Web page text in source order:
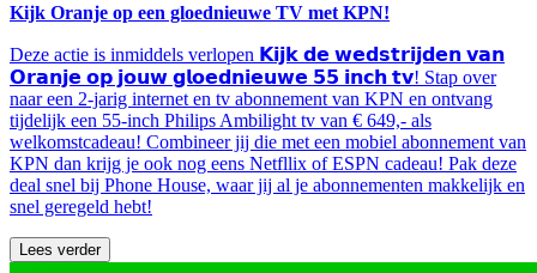
Kijk Oranje op een gloednieuwe TV met KPN!
Deze actie is inmiddels verlopen 𝗞𝗶𝗷𝗸 𝗱𝗲 𝘄𝗲𝗱𝘀𝘁𝗿𝗶𝗷𝗱𝗲𝗻 𝘃𝗮𝗻
𝗢𝗿𝗮𝗻𝗷𝗲 𝗼𝗽 𝗷𝗼𝘂𝘄 𝗴𝗹𝗼𝗲𝗱𝗻𝗶𝗲𝘂𝘄𝗲 𝟱𝟱 𝗶𝗻𝗰𝗵 𝘁𝘃! Stap over
naar een 2-jarig internet en tv abonnement van KPN en ontvang
tijdelijk een 55-inch Philips Ambilight tv van € 649,- als
welkomstcadeau! Combineer jij die met een mobiel abonnement van
KPN dan krijg je ook nog eens Netfllix of ESPN cadeau! Pak deze
deal snel bij Phone House, waar jij al je abonnementen makkelijk en
snel geregeld hebt!
Lees verder